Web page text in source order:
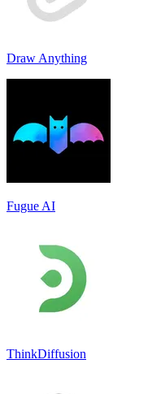
Draw Anything
Fugue AI
ThinkDiffusion